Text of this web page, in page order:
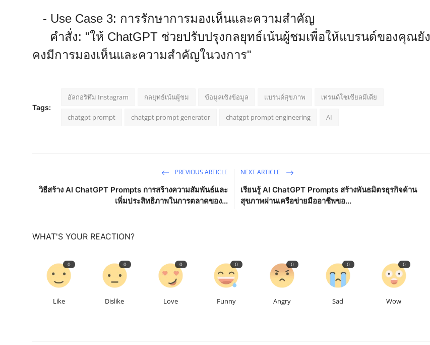
- Use Case 3: การรักษาการมองเห็นและความสำคัญ
คำสั่ง: "ให้ ChatGPT ช่วยปรับปรุงกลยุทธ์เน้นผู้ชมเพื่อให้แบรนด์ของคุณยัง
คงมีการมองเห็นและความสำคัญในวงการ"
Tags:
อัลกอริทึม Instagram กลยุทธ์เน้นผู้ชม ข้อมูลเชิงข้อมูล แบรนด์สุขภาพ เทรนด์โซเชียลมีเดีย
chatgpt prompt chatgpt prompt generator chatgpt prompt engineering AI
PREVIOUS ARTICLE
วิธีสร้าง AI ChatGPT Prompts การสร้างความสัมพันธ์และ
เพิ่มประสิทธิภาพในการตลาดของ...
NEXT ARTICLE
เรียนรู้ AI ChatGPT Prompts สร้างพันธมิตรธุรกิจด้าน
สุขภาพผ่านเครือข่ายมืออาชีพขอ...
WHAT'S YOUR REACTION?
0
Like
0
Dislike
0
Love
0
Funny
0
Angry
0
Sad
0
Wow